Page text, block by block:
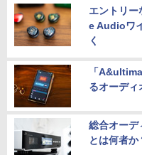
エントリ
e Audioワ
く
「
るオーディ
総合オーデ
とは何者か